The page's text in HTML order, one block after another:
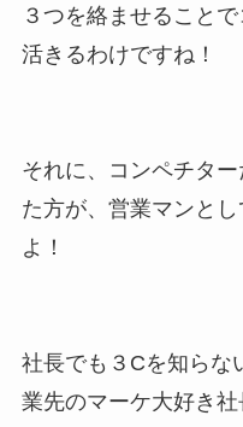
３つを絡ませること
活きるわけですね！
それに、コンペチタ
た方が、営業マンと
よ！
社長でも３Cを知らな
業先のマーケ大好き